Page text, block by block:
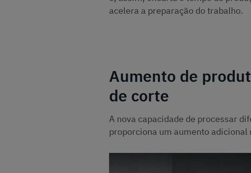
acelera a preparação do trabalho.
Aumento de
de corte
A nova capacidade de processar
proporciona um aumento adicional